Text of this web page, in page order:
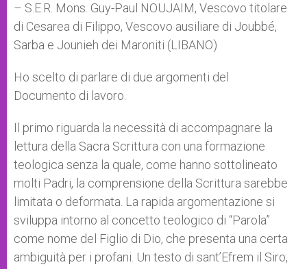
– S.E.R. Mons. Guy-Paul NOUJAIM, Vescovo titolare
di Cesarea di Filippo, Vescovo ausiliare di Joubbé,
Sarba e Jounieh dei Maroniti (LIBANO)
Ho scelto di parlare di due argomenti del
Documento di lavoro.
Il primo riguarda la necessità di accompagnare la
lettura della Sacra Scrittura con una formazione
teologica senza la quale, come hanno sottolineato
molti Padri, la comprensione della Scrittura sarebbe
limitata o deformata. La rapida argomentazione si
sviluppa intorno al concetto teologico di “Parola”
come nome del Figlio di Dio, che presenta una certa
ambiguità per i profani. Un testo di sant’Efrem il Siro,